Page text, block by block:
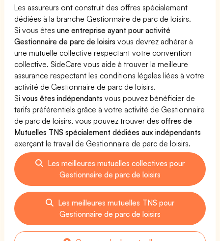
Les assureurs ont construit des offres spécialement
dédiées à la branche Gestionnaire de parc de loisirs.
Si vous êtesune entreprise ayant pour activité
Gestionnaire de parc de loisirs vous devrez adhérer à
une mutuelle collective respectant votre convention
collective. SideCare vous aide à trouver la meilleure
assurance respectant les conditions légales liées à votre
activité de Gestionnaire de parc de loisirs.
Sivous êtes indépendants vous pouvez bénéficier de
tarifs préférentiels grâce à votre activité de Gestionnaire
de parc de loisirs, vous pouvez trouver desoffres de
Mutuelles TNS spécialement dédiées aux indépendants
exerçant le travail de Gestionnaire de parc de loisirs.
Les meilleures mutuelles collectives pour
Gestionnaire de parc de loisirs
Les meilleures mutuelles TNS pour
Gestionnaire de parc de loisirs